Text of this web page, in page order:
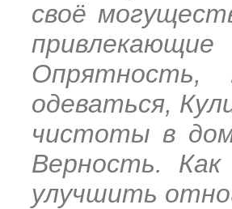
своё
Опрятность,
одеваться,
чистоты в
Верность.
улучшить